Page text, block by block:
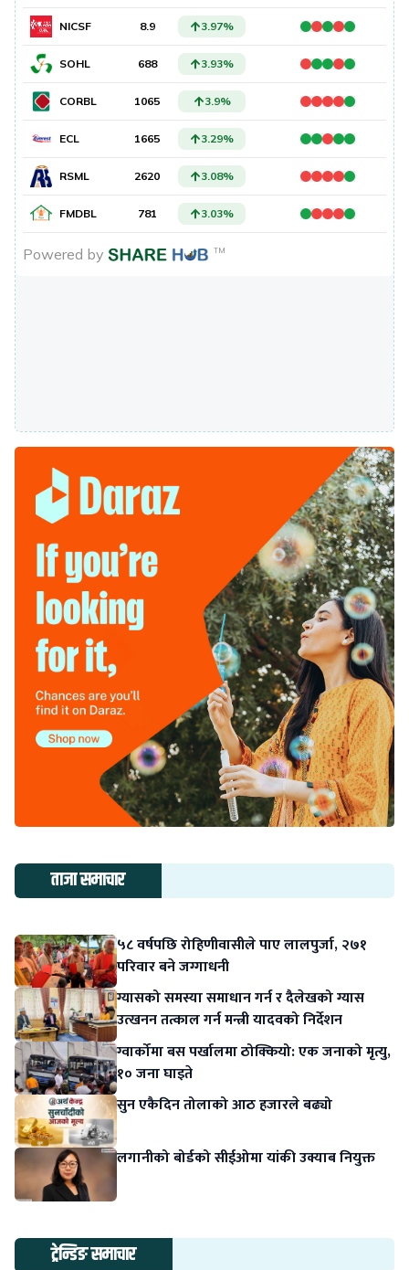
ताजा समाचार
५८ वर्षपछि रोहिणीवासीले पाए लालपुर्जा, २७१
परिवार बने जग्गाधनी
ग्यासको समस्या समाधान गर्न र दैलेखको ग्यास
उत्खनन तत्काल गर्न मन्त्री यादवको निर्देशन
ग्वार्कोमा बस पर्खालमा ठोक्कियो: एक जनाको मृत्यु,
१० जना घाइते
सुन एकैदिन तोलाको आठ हजारले बढ्यो
लगानीको बोर्डको सीईओमा यांकी उक्याब नियुक्त
ट्रेन्डिङ समाचार